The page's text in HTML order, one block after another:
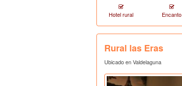
Hotel rural Encanto
Rural las Eras
Ubicado en Valdelaguna